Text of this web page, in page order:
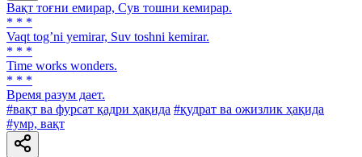
Вақт тоғни емирар, Сув тошни кемирар.
* * *
Vaqt togʼni yemirar, Suv toshni kemirar.
* * *
Time works wonders.
* * *
Время разум дает.
#вақт ва фурсат қадри ҳақида #қудрат ва ожизлик ҳақида
#умр, вақт